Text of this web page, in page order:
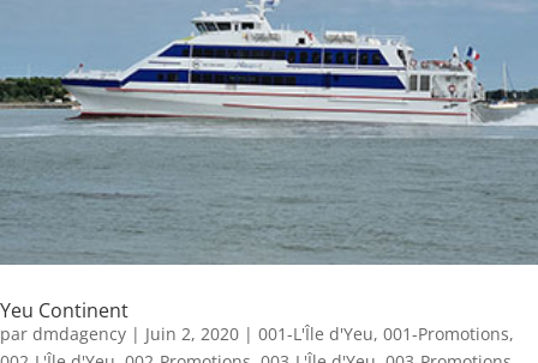
Yeu Continent
par dmdagency | Juin 2, 2020 | 001-L'Île d'Yeu, 001-Promotions,